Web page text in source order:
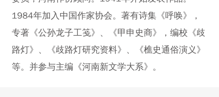
1984年加入中国作家协会。著有诗集《呼唤》，
专著《公孙龙子工笺》、《甲申史商》，编校《歧
路灯》、《歧路灯研究资料》、《樵史通俗演义》
等。并参与主编《河南新文学大系》。